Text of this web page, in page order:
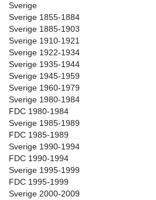
Sverige
Sverige 1855-1884
Sverige 1885-1903
Sverige 1910-1921
Sverige 1922-1934
Sverige 1935-1944
Sverige 1945-1959
Sverige 1960-1979
Sverige 1980-1984
FDC 1980-1984
Sverige 1985-1989
FDC 1985-1989
Sverige 1990-1994
FDC 1990-1994
Sverige 1995-1999
FDC 1995-1999
Sverige 2000-2009